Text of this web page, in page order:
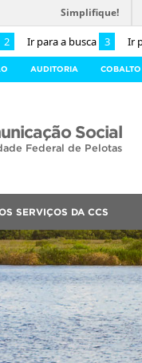
2 Ir para a busca 3 Ir
Simplifique!
AUDITORIA COBALTO
Social
Federal de Pelotas
SERVIÇOS DA CCS